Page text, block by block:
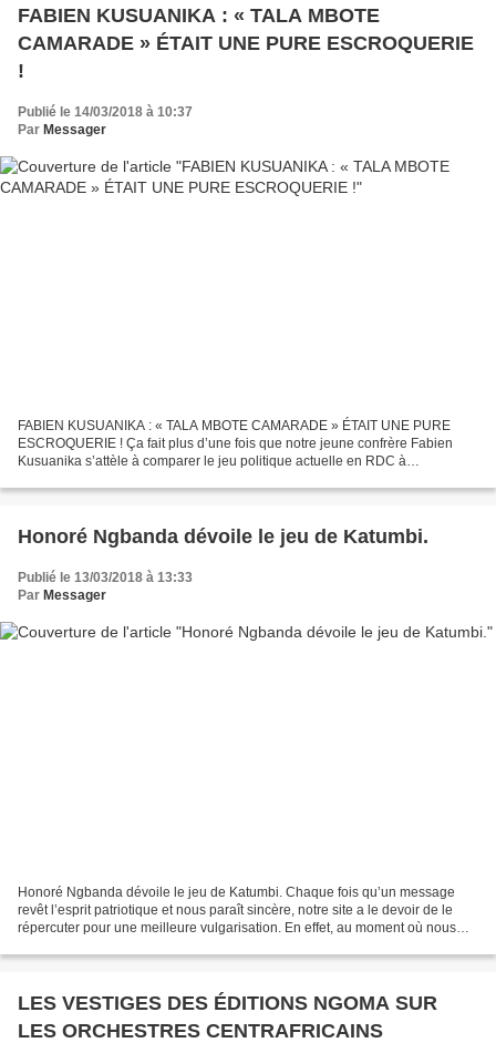
FABIEN KUSUANIKA : « TALA MBOTE
CAMARADE » ÉTAIT UNE PURE ESCROQUERIE
!
Publié le 14/03/2018 à 10:37
Par Messager
FABIEN KUSUANIKA : « TALA MBOTE CAMARADE » ÉTAIT UNE PURE
ESCROQUERIE ! Ça fait plus d’une fois que notre jeune confrère Fabien
Kusuanika s’attèle à comparer le jeu politique actuelle en RDC à
Honoré Ngbanda dévoile le jeu de Katumbi.
Publié le 13/03/2018 à 13:33
Par Messager
Honoré Ngbanda dévoile le jeu de Katumbi. Chaque fois qu’un message
revêt l’esprit patriotique et nous paraît sincère, notre site a le devoir de le
répercuter pour une meilleure vulgarisation. En effet, au moment où nous
LES VESTIGES DES ÉDITIONS NGOMA SUR
LES ORCHESTRES CENTRAFRICAINS